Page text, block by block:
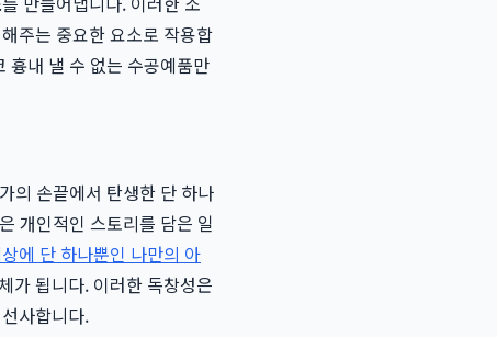
주는 중요한 요소로 작용합
흉내 낼 수 없는 수공예품만
의 손끝에서 탄생한 단 하나
개인적인 스토리를 담은 일
에 단 하나뿐인 나만의 아
가 됩니다. 이러한 독창성은
사합니다.